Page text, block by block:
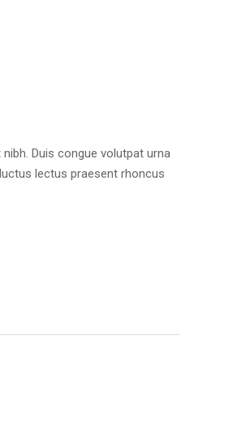
Duis congue volutpat urna
lectus praesent rhoncus